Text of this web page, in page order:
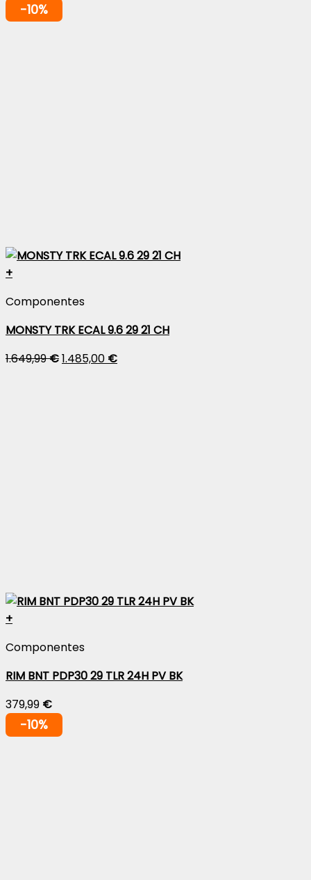
-10%
+
Componentes
MONSTY TRK ECAL 9.6 29 21 CH
1.649,99€1.485,00 €
+
Componentes
RIM BNT PDP30 29 TLR 24H PV BK
379,99 €
-10%